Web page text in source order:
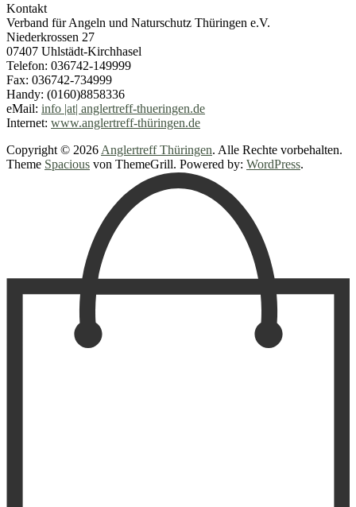
Kontakt
Verband für Angeln und Naturschutz Thüringen e.V.
Niederkrossen 27
07407 Uhlstädt-Kirchhasel
Telefon: 036742-149999
Fax: 036742-734999
Handy: (0160)8858336
eMail: info |at| anglertreff-thueringen.de
Internet: www.anglertreff-thüringen.de
Copyright © 2026 Anglertreff Thüringen. Alle Rechte vorbehalten.
Theme Spacious von ThemeGrill. Powered by: WordPress.